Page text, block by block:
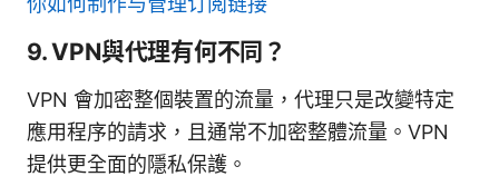
9. VPN與代理有何不同？
VPN 會加密整個裝置的流量，代理只是改變特定
應用程序的請求，且通常不加密整體流量。VPN
提供更全面的隱私保護。